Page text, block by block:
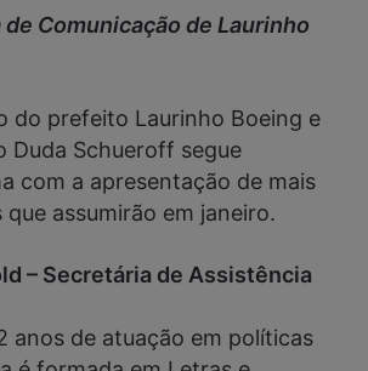
Comunicação de Laurinho
do prefeito Laurinho Boeing e
Duda Schueroff segue
com a apresentação de mais
assumirão em janeiro.
– Secretária de Assistência
anos de atuação em políticas